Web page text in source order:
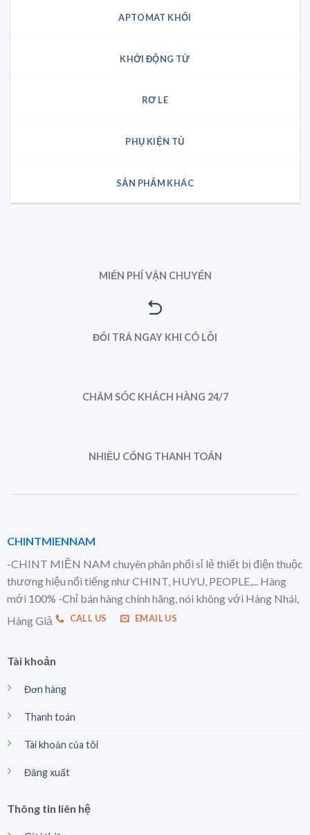
APTOMAT KHỐI
KHỞI ĐỘNG TỪ
RƠ LE
PHỤ KIỆN TỦ
SẢN PHẨM KHÁC
MIẾN PHÍ VẬN CHUYỂN
ĐỔI TRẢ NGAY KHI CÓ LỖI
CHĂM SÓC KHÁCH HÀNG 24/7
NHIỀU CỔNG THANH TOÁN
CHINTMIENNAM
-CHINT MIỀN NAM chuyên phân phối sỉ lẻ thiết bị điện thuộc
thương hiệu nổi tiếng như CHINT, HUYU, PEOPLE,... Hàng
mới 100% -Chỉ bán hàng chính hãng, nói không với Hàng Nhái,
Hàng Giả
CALL US EMAIL US
Tài khoản
Đơn hàng
Thanh toán
Tài khoản của tôi
Đăng xuất
Thông tin liên hệ